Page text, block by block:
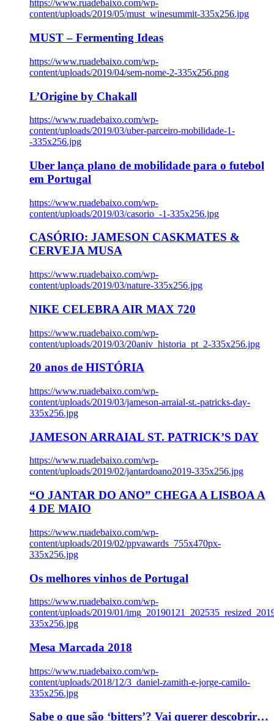
https://www.ruadebaixo.com/wp-
content/uploads/2019/05/must_winesummit-335x256.jpg
MUST – Fermenting Ideas
https://www.ruadebaixo.com/wp-
content/uploads/2019/04/sem-nome-2-335x256.png
L’Origine by Chakall
https://www.ruadebaixo.com/wp-
content/uploads/2019/03/uber-parceiro-mobilidade-1-
-335x256.jpg
Uber lança plano de mobilidade para o futebol
em Portugal
https://www.ruadebaixo.com/wp-
content/uploads/2019/03/casorio_-1-335x256.jpg
CASÓRIO: JAMESON CASKMATES &
CERVEJA MUSA
https://www.ruadebaixo.com/wp-
content/uploads/2019/03/nature-335x256.jpg
NIKE CELEBRA AIR MAX 720
https://www.ruadebaixo.com/wp-
content/uploads/2019/03/20aniv_historia_pt_2-335x256.jpg
20 anos de HISTÓRIA
https://www.ruadebaixo.com/wp-
content/uploads/2019/03/jameson-arraial-st.-patricks-day-
335x256.jpg
JAMESON ARRAIAL ST. PATRICK’S DAY
https://www.ruadebaixo.com/wp-
content/uploads/2019/02/jantardoano2019-335x256.jpg
“O JANTAR DO ANO” CHEGA A LISBOA A
4 DE MAIO
https://www.ruadebaixo.com/wp-
content/uploads/2019/02/ppvawards_755x470px-
335x256.jpg
Os melhores vinhos de Portugal
https://www.ruadebaixo.com/wp-
content/uploads/2019/01/
335x256.jpg
Mesa Marcada 2018
https://www.ruadebaixo.com/wp-
content/uploads/2018/12/3_daniel-zamith-e-jorge-camilo-
335x256.jpg
Sabe o que são ‘bitters’? Vai querer descobrir…